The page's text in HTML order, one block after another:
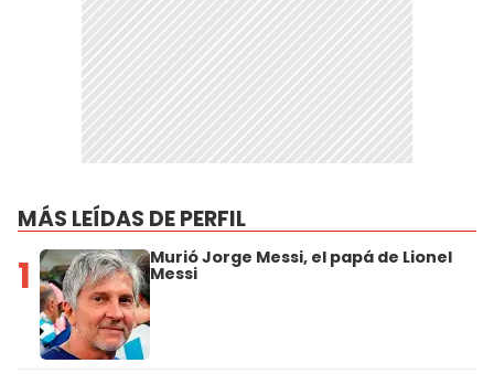
MÁS LEÍDAS DE PERFIL
1 Murió Jorge Messi, el papá de Lionel
Messi